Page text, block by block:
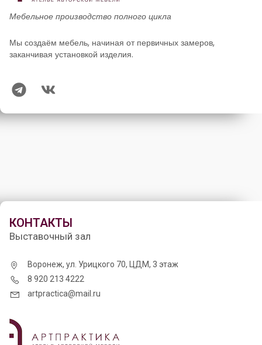
Мебельное производство полного цикла
Мы создаём мебель, начиная от первичных замеров,
заканчивая установкой изделия.
КОНТАКТЫ
Выставочный зал
Воронеж, ул. Урицкого 70, ЦДМ, 3 этаж
8 920 213 4222
artpractica@mail.ru